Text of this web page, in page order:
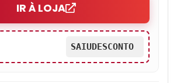
IR À LOJA
SAIUDESCONTO